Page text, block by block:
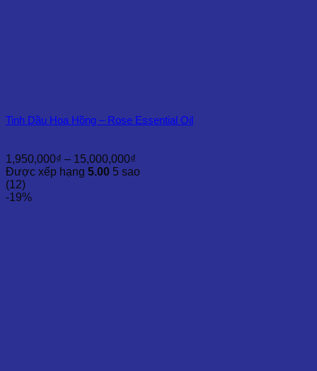
Tinh Dầu Hoa Hồng – Rose Essential Oil
1,950,000₫ – 15,000,000₫
giá:
Được xếp hạng 5.00 5 sao
(12)
-19%